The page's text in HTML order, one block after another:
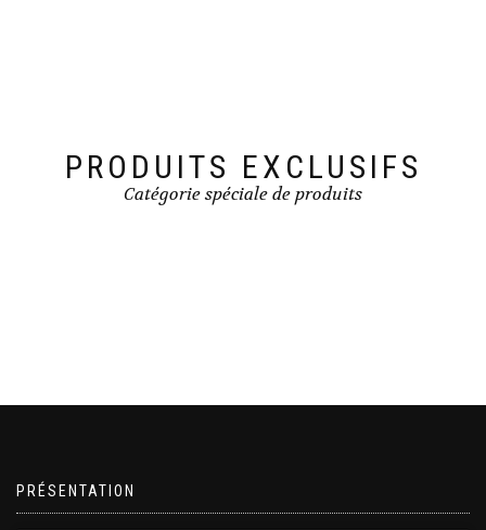
PRODUITS EXCLUSIFS
Catégorie spéciale de produits
PRÉSENTATION